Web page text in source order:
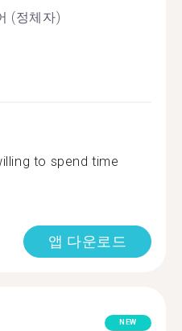
(정체자)
to spend time
앱 다운로드
NEW